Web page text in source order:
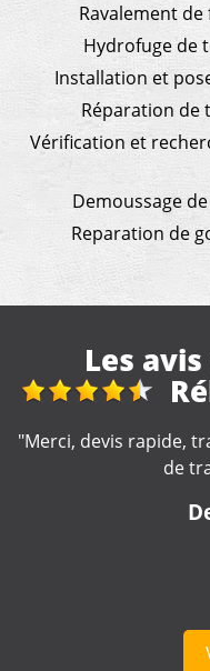
Ravalement de
Hydrofuge de
Installation et
Réparation de
Vérification et
Demoussage
Reparation de
Les
"Très bonne
professionnel à